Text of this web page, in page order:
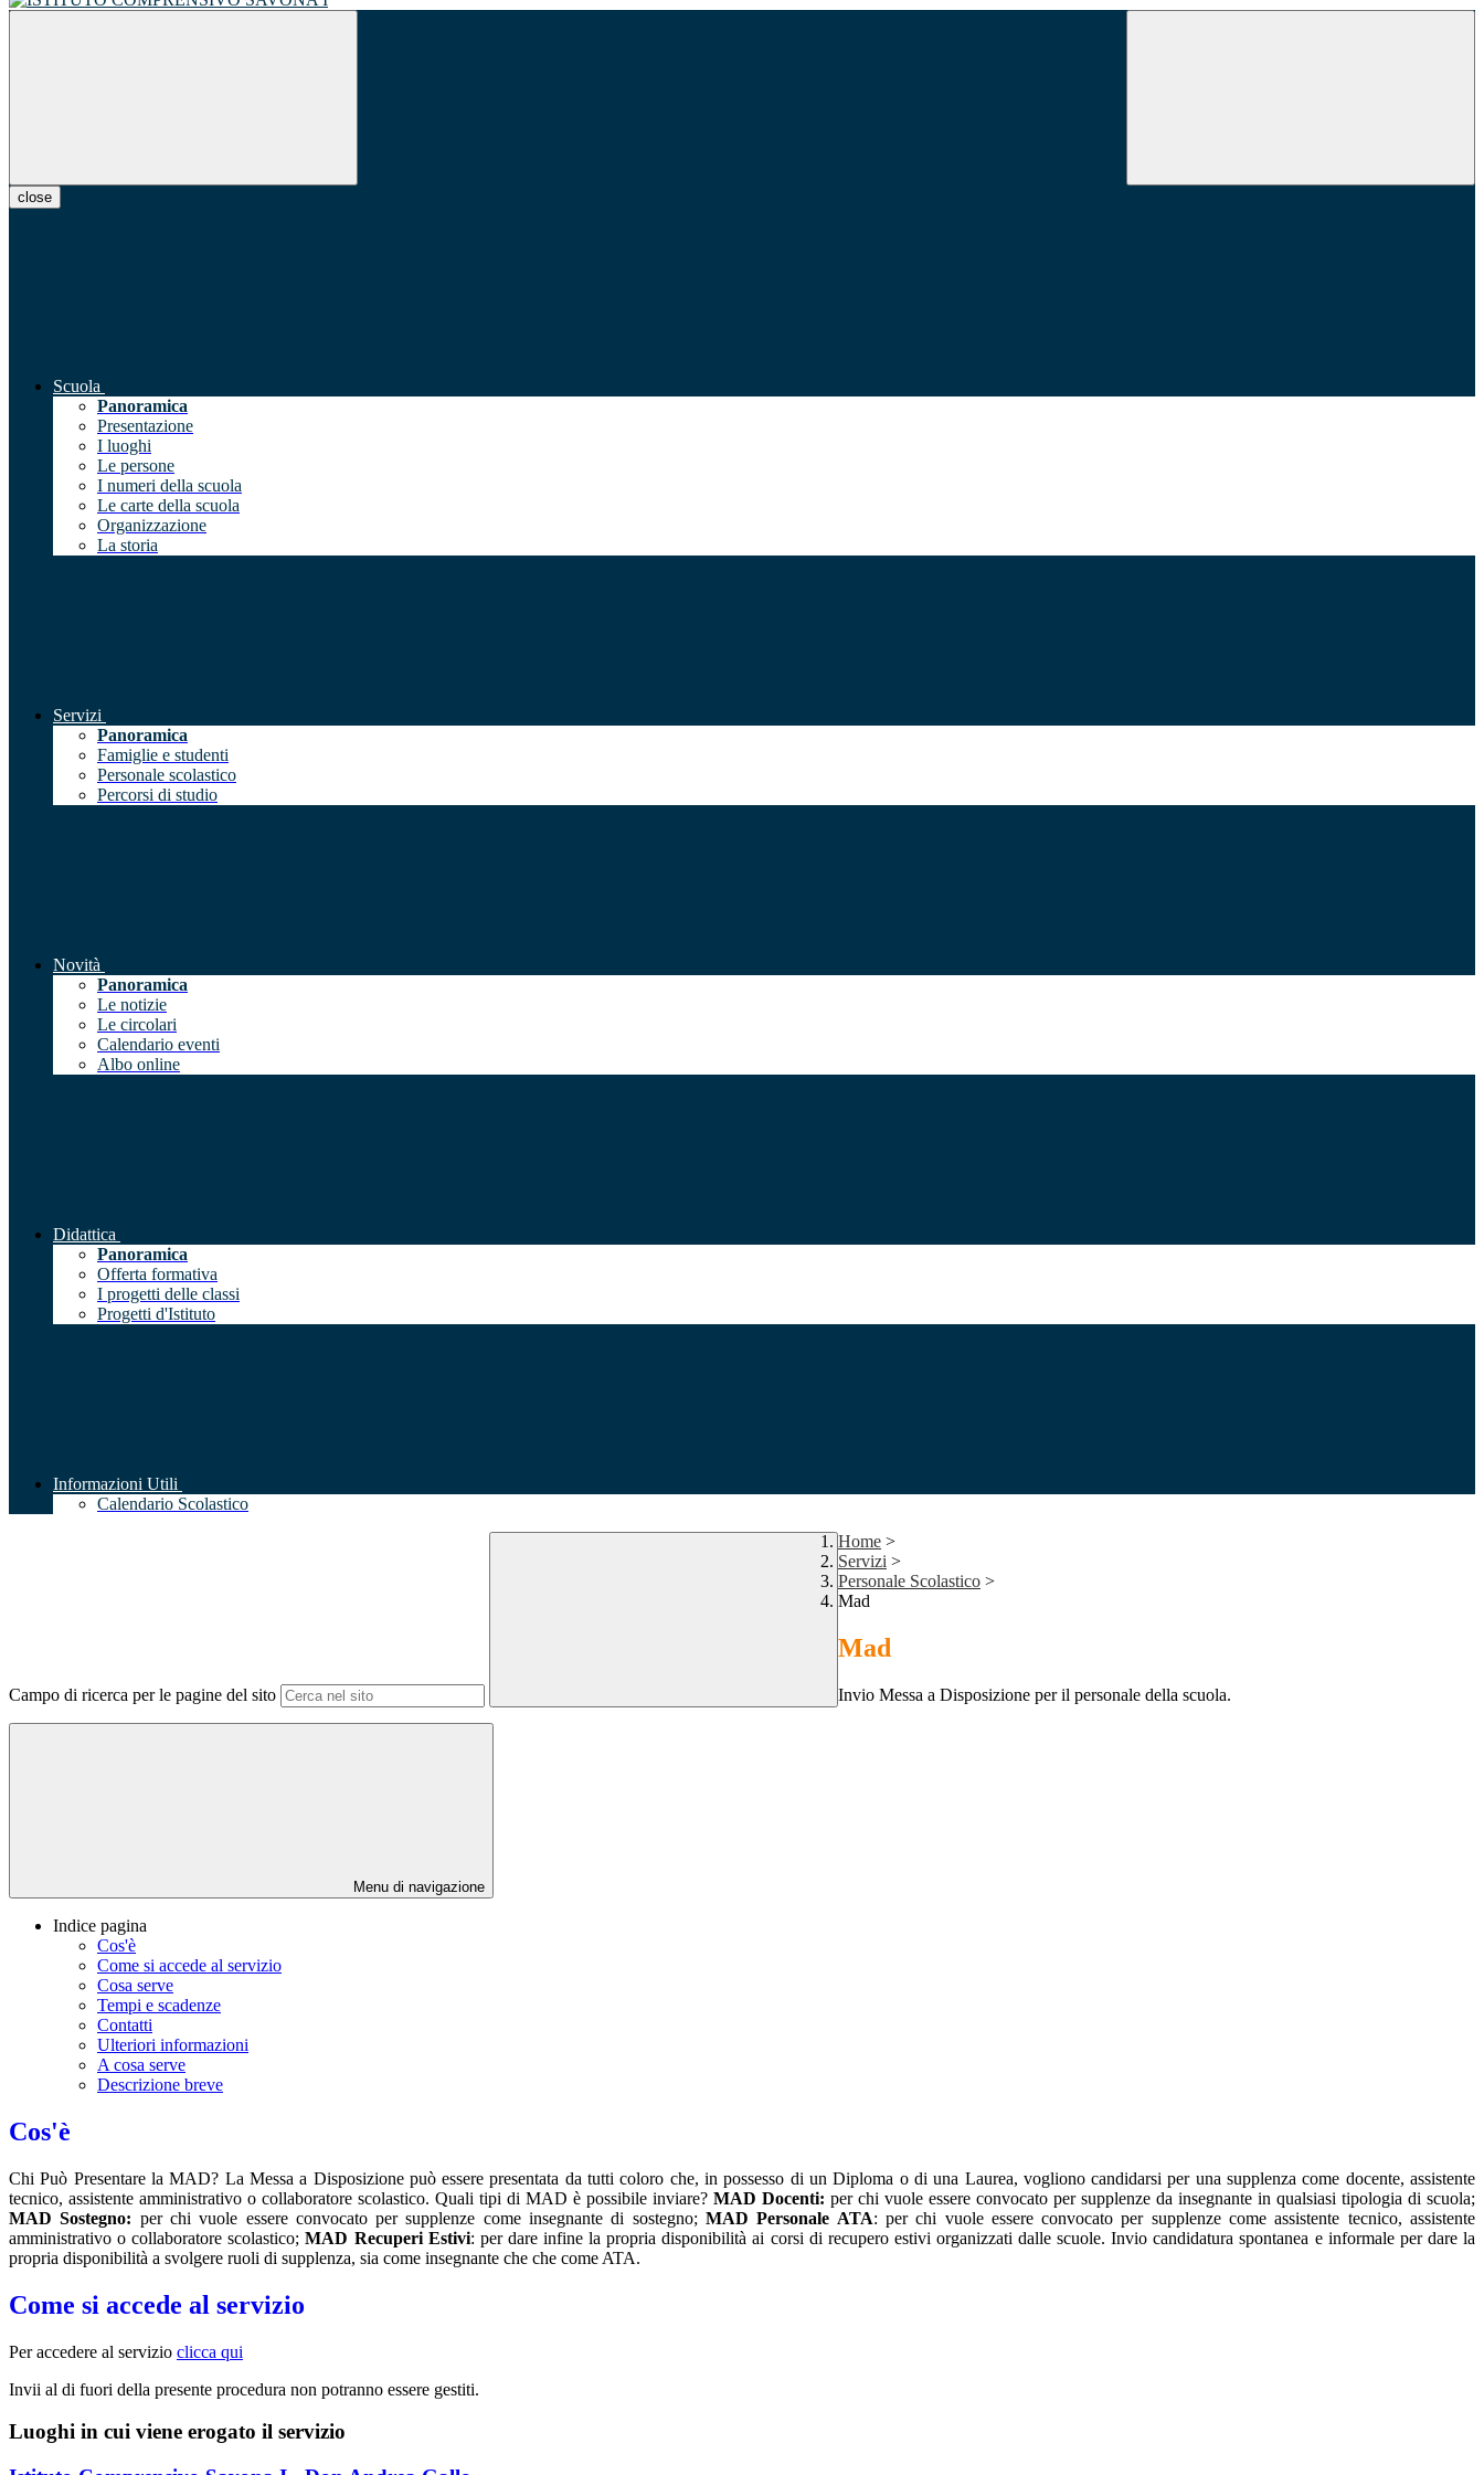
close
Scuola
Panoramica
Presentazione
I luoghi
Le persone
I numeri della scuola
Le carte della scuola
Organizzazione
La storia
Servizi
Panoramica
Famiglie e studenti
Personale scolastico
Percorsi di studio
Novità
Panoramica
Le notizie
Le circolari
Calendario eventi
Albo online
Didattica
Panoramica
Offerta formativa
I progetti delle classi
Progetti d'Istituto
Informazioni Utili
Calendario Scolastico
Campo di ricerca per le pagine del sito
Home >
Servizi >
Personale Scolastico >
Mad
Mad
Invio Messa a Disposizione per il personale della scuola.
Menu di navigazione
Indice pagina
Cos'è
Come si accede al servizio
Cosa serve
Tempi e scadenze
Contatti
Ulteriori informazioni
A cosa serve
Descrizione breve
Cos'è
Chi Può Presentare la MAD? La Messa a Disposizione può essere presentata da tutti coloro che, in possesso di un Diploma o di una Laurea, vogliono candidarsi per una supplenza come docente, assistente
tecnico, assistente amministrativo o collaboratore scolastico. Quali tipi di MAD è possibile inviare? MAD Docenti: per chi vuole essere convocato per supplenze da insegnante in qualsiasi tipologia di scuola;
MAD Sostegno: per chi vuole essere convocato per supplenze come insegnante di sostegno;MAD Personale ATA: per chi vuole essere convocato per supplenze come assistente tecnico, assistente
amministrativo o collaboratore scolastico;MAD Recuperi Estivi: per dare infine la propria disponibilità ai corsi di recupero estivi organizzati dalle scuole. Invio candidatura spontanea e informale per dare la
propria disponibilità a svolgere ruoli di supplenza, sia come insegnante che che come ATA.
Come si accede al servizio
Per accedere al servizio clicca qui
Invii al di fuori della presente procedura non potranno essere gestiti.
Luoghi in cui viene erogato il servizio